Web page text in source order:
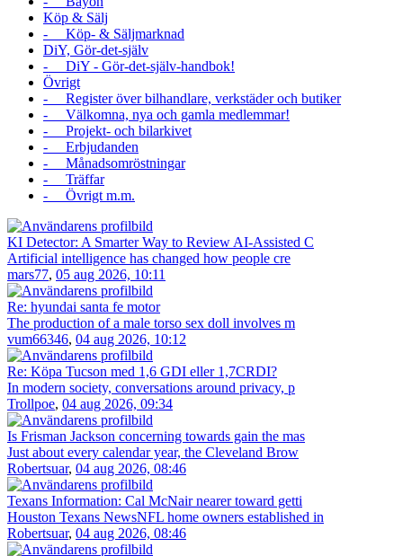
Köp & Sälj
- Köp- & Säljmarknad
DiY, Gör-det-själv
- DiY - Gör-det-själv-handbok!
Övrigt
- Register över bilhandlare, verkstäder och butiker
- Välkomna, nya och gamla medlemmar!
- Projekt- och bilarkivet
- Erbjudanden
- Månadsomröstningar
- Träffar
- Övrigt m.m.
KI Detector: A Smarter Way to Review AI-Assisted C
Artificial intelligence has changed how people cre
mars77, 05 aug 2026, 10:11
Re: hyundai santa fe motor
The production of a male torso sex doll involves m
vum66346, 04 aug 2026, 10:12
Re: Köpa Tucson med 1,6 GDI eller 1,7CRDI?
In modern society, conversations around privacy, p
Trollpoe, 04 aug 2026, 09:34
Is Frisman Jackson concerning towards gain the mas
Just about every calendar year, the Cleveland Brow
Robertsuar, 04 aug 2026, 08:46
Texans Information: Cal McNair nearer toward getti
Houston Texans NewsNFL home owners established in
Robertsuar, 04 aug 2026, 08:46